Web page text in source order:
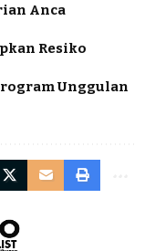
Anca
Resiko
Unggulan